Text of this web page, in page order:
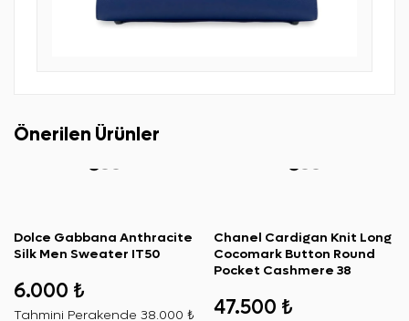
Önerilen Ürünler
Dolce Gabbana Anthracite
Silk Men Sweater IT50
6.000 ₺
Tahmini Perakende 38.000 ₺
Chanel Cardigan Knit Long
Cocomark Button Round
Pocket Cashmere 38
47.500 ₺